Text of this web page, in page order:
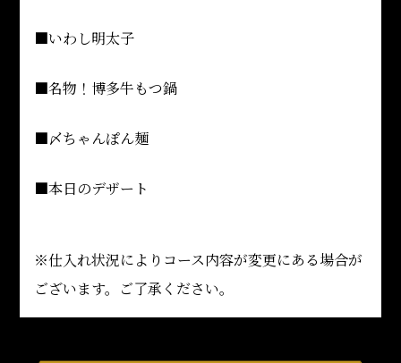
■いわし明太子
■名物！博多牛もつ鍋
■〆ちゃんぽん麺
■本日のデザート
※仕入れ状況によりコース内容が変更にある場合が
ございます。ご了承ください。